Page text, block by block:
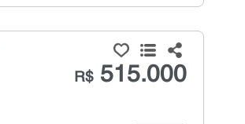
R$515.000